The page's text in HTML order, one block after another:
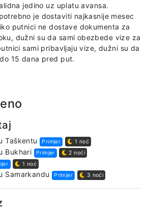
jedino uz uplatu avansa.
je dostaviti najkasnije mesec
putnici ne dostave dokumenta za
dužni su da sami obezbede vize za
sami pribavljaju vize, dužni su da
15 dana pred put.
Taškentu Primjer 1 noć
Bukhari Primjer 2 noći
1 noć
Samarkandu Primjer 3 noći